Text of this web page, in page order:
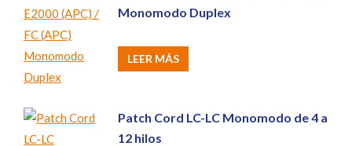
Monomodo Duplex
LEER MÁS
Patch Cord LC-LC Monomodo de 4 a
12 hilos